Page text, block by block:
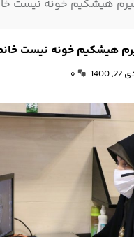
هیشکیم خونه نیست
هیشکیم خونه نیست
1400 ۰